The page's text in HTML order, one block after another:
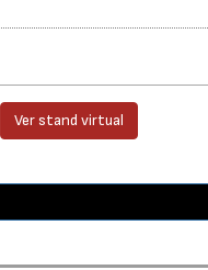
Ver stand virtual